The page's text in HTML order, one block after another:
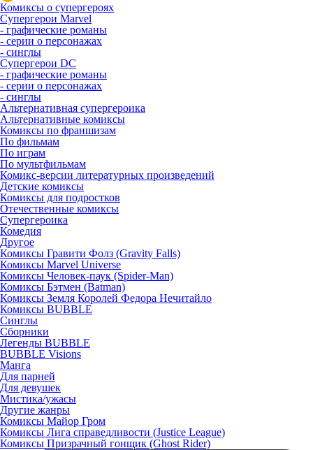
Комиксы о супергероях
Супергерои Marvel
- графические романы
- серии о персонажах
- синглы
Супергерои DC
- графические романы
- серии о персонажах
- синглы
Альтернативная супергероика
Альтернативные комиксы
Комиксы по франшизам
По фильмам
По играм
По мультфильмам
Комикс-версии литературных произведений
Детские комиксы
Комиксы для подростков
Отечественные комиксы
Супергероика
Комедия
Другое
Комиксы Гравити Фолз (Gravity Falls)
Комиксы Marvel Universe
Комиксы Человек-паук (Spider-Man)
Комиксы Бэтмен (Batman)
Комиксы Земля Королей Федора Нечитайло
Комиксы BUBBLE
Синглы
Сборники
Легенды BUBBLE
BUBBLE Visions
Манга
Для парней
Для девушек
Мистика/ужасы
Другие жанры
Комиксы Майор Гром
Комиксы Лига справедливости (Justice League)
Комиксы Призрачный гонщик (Ghost Rider)